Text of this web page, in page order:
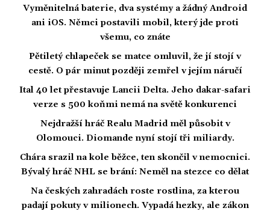
Vyměnitelná baterie, dva systémy a žádný Android
ani iOS. Němci postavili mobil, který jde proti
všemu, co znáte
Pětiletý chlapeček se matce omluvil, že jí stojí v
cestě. O pár minut později zemřel v jejím náručí
Ital 40 let přestavuje Lancii Delta. Jeho dakar-safari
verze s 500 koňmi nemá na světě konkurenci
Nejdražší hráč Realu Madrid měl působit v
Olomouci. Diomande nyní stojí tři miliardy.
Chára srazil na kole běžce, ten skončil v nemocnici.
Bývalý hráč NHL se brání: Neměl na stezce co dělat
Na českých zahradách roste rostlina, za kterou
padají pokuty v milionech. Vypadá hezky, ale zákon